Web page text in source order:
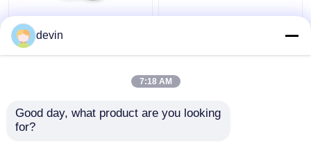
A3.5 D98 * 18mm ST
प्री शेडेड ज़िरकोनिया ब्लॉक
13485 स्वीकृत
devin
7:18 AM
Good day, what product are you looking
for?